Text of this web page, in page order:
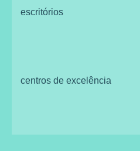
escritórios
centros de excelência